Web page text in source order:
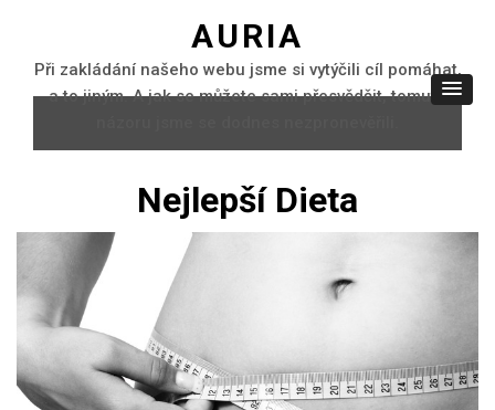
AURIA
Při zakládání našeho webu jsme si vytýčili cíl pomáhat,
a to jiným. A jak se můžete sami přesvědčit, tomuto
Nejlepší Dieta